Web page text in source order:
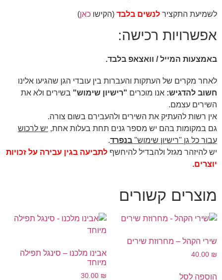
לשמיעת התקציר לנשים בלבד (הקישו כאן)
אפשרויות רכישה:
באמצעות המייל / וואצאפ בלבד.
לאחר מקרים של העתקות והעברות בין עובדי הגן שהגיעו אלינו
חשוב להדגיש: אנו מוכרים "רישיון שימוש" בשירים ולא את
השירים עצמם.
אין רשות להעתיק את השירים ולהעבירם בשום צורה.
גם במקומות בהם יש מספר גנים תחת בעלות אחת, יש לרכוש
עבור כל גן "רישיון שימוש" בנפרד.
יש להיזהר מגזל ולהבדיל להיחשף לתביעה בגין עבירה על זכויות
יוצרים.
מוצרים קשורים
שירי הקהל – מחרוזת שירים
40.00 ₪
הוספה לסל
אבינו מלכנו – סינגל תפילה
מיוחד
30.00 ₪